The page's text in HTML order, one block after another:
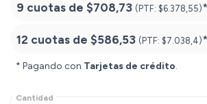
9 cuotas de $708,73 (PTF: $6.378,55)*
12 cuotas de $586,53 (PTF: $7.038,4)*
* Pagando con Tarjetas de crédito.
Cantidad